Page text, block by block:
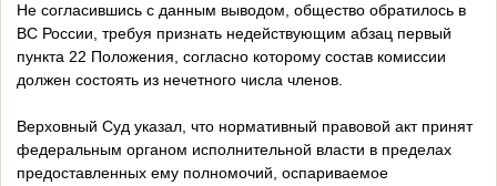
Не согласившись с данным выводом, общество обратилось в
ВС России, требуя признать недействующим абзац первый
пункта 22 Положения, согласно которому состав комиссии
должен состоять из нечетного числа членов.
Верховный Суд указал, что нормативный правовой акт принят
федеральным органом исполнительной власти в пределах
предоставленных ему полномочий, оспариваемое